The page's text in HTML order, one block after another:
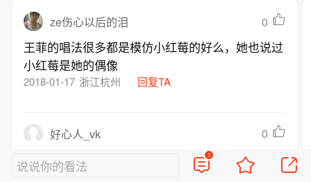
ze伤心以后的泪 0
王菲的唱法很多都是模仿小红莓的好么，她也说过
小红莓是她的偶像
2018-01-17 浙江杭州 回复TA
好心人_vk 0
指南针乐队主唱.
2018-01-16 香港
说说你的看法
3